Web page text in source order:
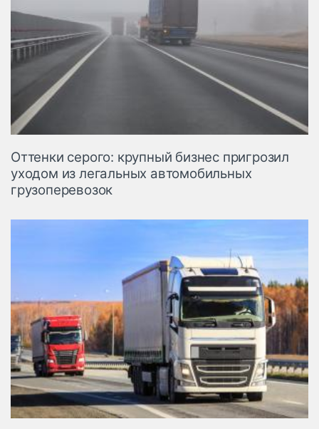
Оттенки серого: крупный бизнес пригрозил
уходом из легальных автомобильных
грузоперевозок